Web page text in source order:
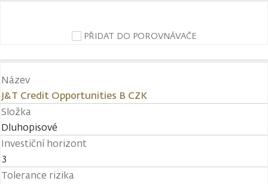
PŘIDAT DO POROVNÁVAČE
Název
J&T Credit Opportunities B CZK
Složka
Dluhopisové
Investiční horizont
3
Tolerance rizika